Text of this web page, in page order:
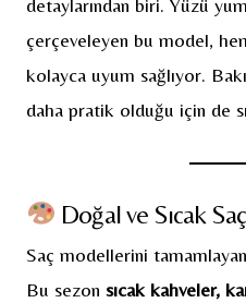
detaylarından biri. Yüzü
çerçeveleyen bu model,
kolayca uyum sağlıyor.
daha pratik olduğu için de
Doğal ve Sıcak
Saç modellerini
Bu sezon sıcak kahveler,